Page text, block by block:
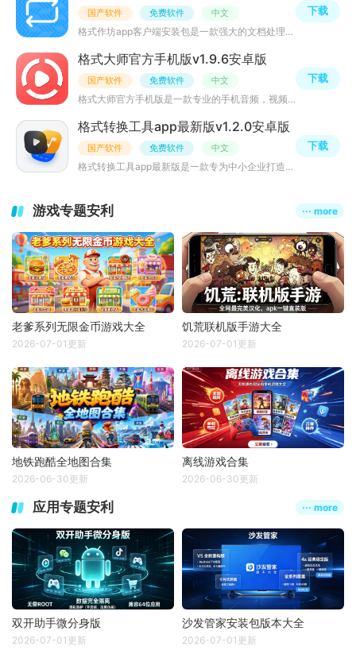
国产软件 免费软件 中文
格式作坊app客户端安装包是一款强大的文档处理软件，具有多格式支持、智能识别和转换、实时编辑与修复、灵活
下载
格式大师官方手机版v1.9.6安卓版
国产软件 免费软件 中文
格式大师官方手机版是一款专业的手机音频，视频格式转换应用，操作简单，支持音频提取，视频格式转换，批量
下载
格式转换工具app最新版v1.2.0安卓版
国产软件 免费软件 中文
格式转换工具app最新版是一款专为中小企业打造的智能化移动考勤管理工具，以“轻量化部署+全场景适配”为核
下载
游戏专题安利 ··· more
老爹系列无限金币游戏大全
2026-07-01更新
饥荒联机版手游大全
2026-07-01更新
地铁跑酷全地图合集
2026-06-30更新
离线游戏合集
2026-06-30更新
应用专题安利 ··· more
双开助手微分身版
2026-07-01更新
沙发管家安装包版本大全
2026-07-01更新